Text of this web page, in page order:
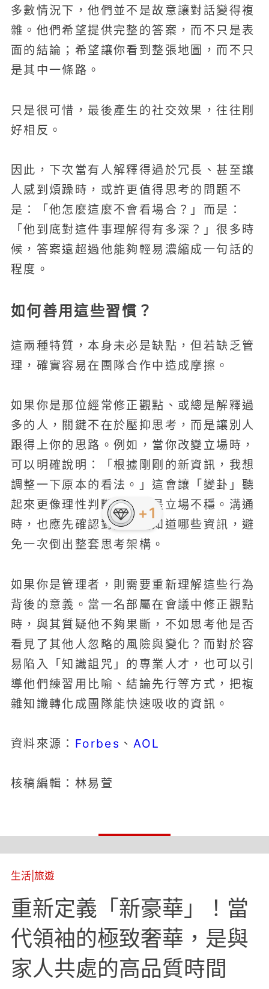
多數情況下，他們並不是故意讓對話變得複
雜。他們希望提供完整的答案，而不只是表
面的結論；希望讓你看到整張地圖，而不只
是其中一條路。
只是很可惜，最後產生的社交效果，往往剛
好相反。
因此，下次當有人解釋得過於冗長、甚至讓
人感到煩躁時，或許更值得思考的問題不
是：「他怎麼這麼不會看場合？」而是：
「他到底對這件事理解得有多深？」很多時
候，答案遠超過他能夠輕易濃縮成一句話的
程度。
如何善用這些習慣？
這兩種特質，本身未必是缺點，但若缺乏管
理，確實容易在團隊合作中造成摩擦。
如果你是那位經常修正觀點、或總是解釋過
多的人，關鍵不在於壓抑思考，而是讓別人
跟得上你的思路。例如，當你改變立場時，
可以明確說明：「根據剛剛的新資訊，我想
調整一下原本的看法。」這會讓「變卦」聽
起來更像理性判斷，而不是立場不穩。溝通
時，也應先確認對方已經知道哪些資訊，避
免一次倒出整套思考架構。
如果你是管理者，則需要重新理解這些行為
背後的意義。當一名部屬在會議中修正觀點
時，與其質疑他不夠果斷，不如思考他是否
看見了其他人忽略的風險與變化？而對於容
易陷入「知識詛咒」的專業人才，也可以引
導他們練習用比喻、結論先行等方式，把複
雜知識轉化成團隊能快速吸收的資訊。
資料來源： Forbes 、 AOL
核稿編輯：林易萱
生活 旅遊
重新定義「新豪華」！當
代領袖的極致奢華，是與
家人共處的高品質時間
+1